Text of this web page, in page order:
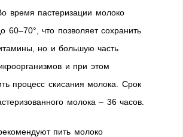
время пастеризации молоко
60–70°, что позволяет сохранить
но и большую часть
и при этом
процесс скисания молока. Срок
молока – 36 часов.
пить молоко